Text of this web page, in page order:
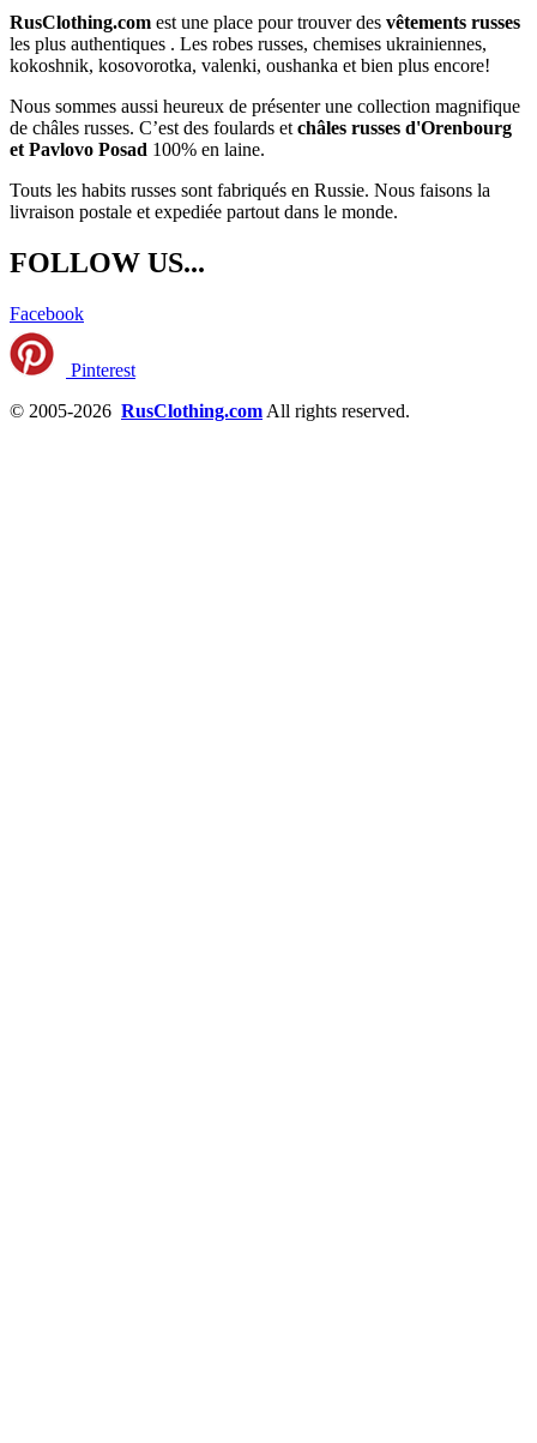
RusClothing.com est une place pour trouver des vêtements russes
les plus authentiques . Les robes russes, chemises ukrainiennes,
kokoshnik, kosovorotka, valenki, oushanka et bien plus encore!
Nous sommes aussi heureux de présenter une collection magnifique
de châles russes. C’est des foulards et châles russes d'Orenbourg
et Pavlovo Posad 100% en laine.
Touts les habits russes sont fabriqués en Russie. Nous faisons la
livraison postale et expediée partout dans le monde.
FOLLOW US...
Facebook
Pinterest
© 2005-2026 RusClothing.com All rights reserved.